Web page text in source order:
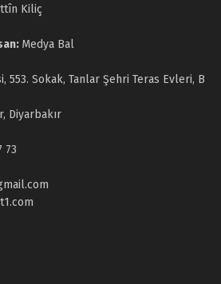
Kiliç
Medya Bal
553. Sokak, Tanlar Şehri Teras Evleri, B
Diyarbakır
73